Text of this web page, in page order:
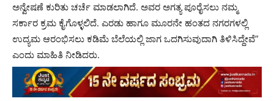
ಅನ್ವೇಷಣೆ ಕುರಿತು ಚರ್ಚೆ ಮಾಡಲಾಗಿದೆ. ಅವರ ಅಗತ್ಯ ಪೂರೈಸಲು ನಮ್ಮ
ಸರ್ಕಾರ ಕ್ರಮ ಕೈಗೊಳ್ಳಲಿದೆ. ಎರಡು ಹಾಗೂ ಮೂರನೇ ಹಂತದ ನಗರಗಳಲ್ಲಿ
ಉದ್ಯಮ ಆರಂಭಿಸಲು ಕಡಿಮೆ ಬೆಲೆಯಲ್ಲಿ ಜಾಗ ಒದಗಿಸುವುದಾಗಿ ತಿಳಿಸಿದ್ದೇವೆ”
ಎಂದು ಮಾಹಿತಿ ನೀಡಿದರು.